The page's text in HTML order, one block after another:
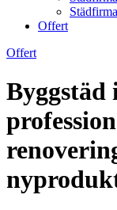
Offert
Offert
Byggstäd